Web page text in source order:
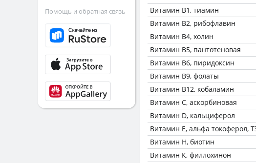
Витамин В1, тиамин
Витамин В2, рибофлавин
Витамин В4, холин
Витамин В5, пантотеновая
Витамин В6, пиридоксин
Витамин В9, фолаты
Витамин В12, кобаламин
Витамин C, аскорбиновая
Витамин D, кальциферол
Витамин Е, альфа токоферол,
Витамин Н, биотин
Витамин К, филлохинон
Помощь и обратная связь